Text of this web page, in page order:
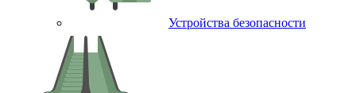
Устройства безопасности